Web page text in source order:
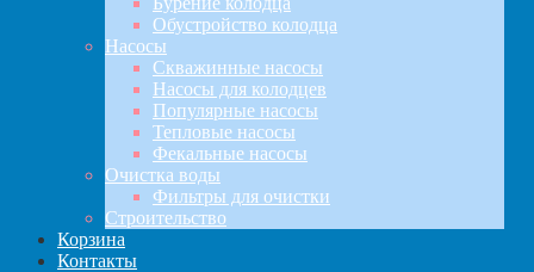
Обустройство колодца
Насосы
Скважинные насосы
Насосы для колодцев
Популярные насосы
Тепловые насосы
Фекальные насосы
Очистка воды
Фильтры для очистки
Строительство
Корзина
Контакты